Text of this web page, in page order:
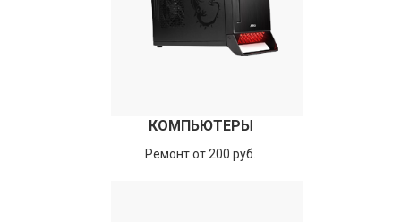
КОМПЬЮТЕРЫ
Ремонт от 200 руб.